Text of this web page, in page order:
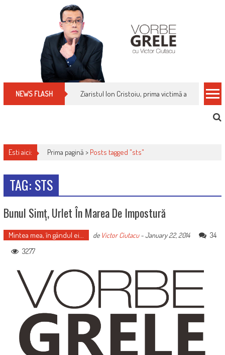
NEWS FLASH Ziaristul Ion Cristoiu, prima victimă a noi
Esti aici: Prima pagină > Posts tagged "sts"
TAG: STS
Bunul Simț, Urlet În Marea De Impostură
Mintea mea, în gândul ei... de Victor Ciutacu-January 22, 2014
34
3277